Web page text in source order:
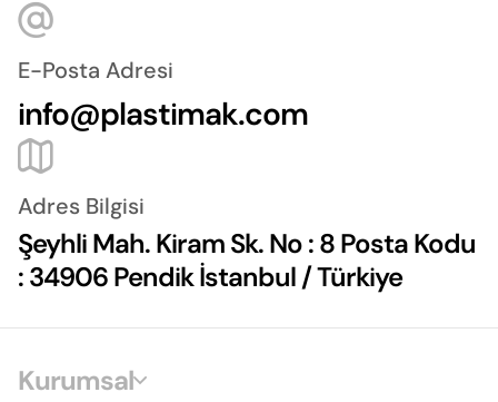
E-Posta Adresi
info@plastimak.com
Adres Bilgisi
Şeyhli Mah. Kiram Sk. No : 8 Posta Kodu
: 34906 Pendik İstanbul / Türkiye
Kurumsal